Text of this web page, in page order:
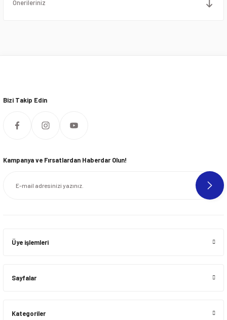
Önerileriniz
Bizi Takip Edin
Kampanya ve Fırsatlardan Haberdar Olun!
Üye işlemleri
Sayfalar
Kategoriler